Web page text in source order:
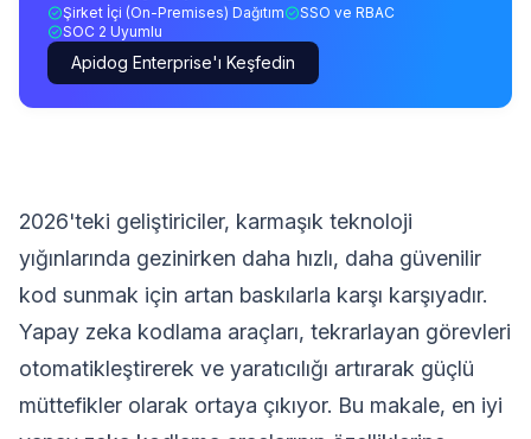
Şirket İçi (On-Premises) Dağıtım
SSO ve RBAC
SOC 2 Uyumlu
Apidog Enterprise'ı Keşfedin
2026'teki geliştiriciler, karmaşık teknoloji
yığınlarında gezinirken daha hızlı, daha güvenilir
kod sunmak için artan baskılarla karşı karşıyadır.
Yapay zeka kodlama araçları, tekrarlayan görevleri
otomatikleştirerek ve yaratıcılığı artırarak güçlü
müttefikler olarak ortaya çıkıyor. Bu makale, en iyi